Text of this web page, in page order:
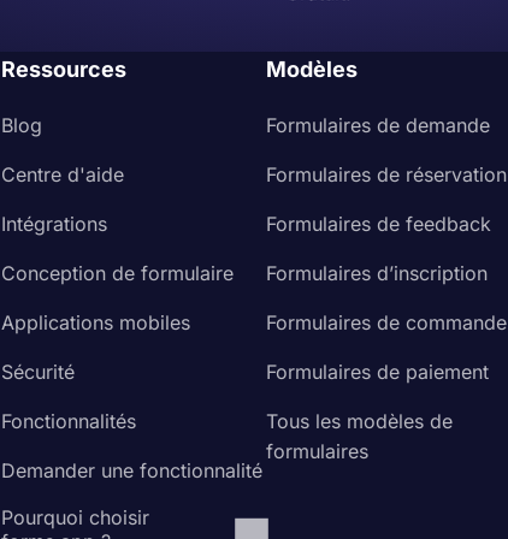
Ressources
Blog
Centre d'aide
Intégrations
Conception de formulaire
Applications mobiles
Sécurité
Fonctionnalités
Demander une fonctionnalité
Pourquoi choisir
Modèles
Formulaires de demande
Formulaires de réservation
Formulaires de feedback
Formulaires d’inscription
Formulaires de commande
Formulaires de paiement
Tous les modèles de
formulaires